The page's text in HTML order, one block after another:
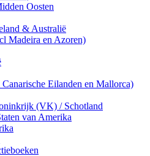
Oosten
& Australië
Madeira en Azoren)
Eilanden en Mallorca)
(VK) / Schotland
van Amerika